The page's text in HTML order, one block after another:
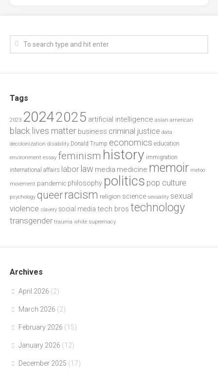
Tags
2023 20242025 artificial intelligence asian american
black lives matter business criminal justice data
decolonization disability Donald Trump economics education
environment essay feminism history immigration
international affairs labor law media medicine memoir metoo
movement pandemic philosophy politics pop culture
psychology queerracism religion science sexuality sexual
violence slavery social media tech bros technology
transgender trauma white supremacy
Archives
April 2026 (2)
March 2026 (2)
February 2026 (15)
January 2026 (12)
December 2025 (17)